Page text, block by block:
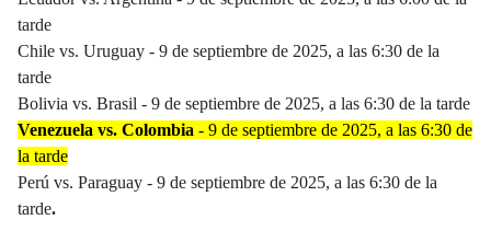
tarde
Chile vs. Uruguay - 9 de septiembre de 2025, a las 6:30 de la
tarde
Bolivia vs. Brasil - 9 de septiembre de 2025, a las 6:30 de la tarde
Venezuela vs. Colombia - 9 de septiembre de 2025, a las 6:30 de
la tarde
Perú vs. Paraguay - 9 de septiembre de 2025, a las 6:30 de la
tarde.